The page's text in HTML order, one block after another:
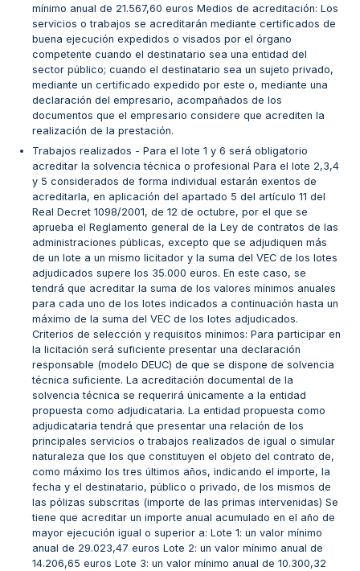
mínimo anual de 21.567,60 euros Medios de acreditación: Los
servicios o trabajos se acreditarán mediante certificados de
buena ejecución expedidos o visados por el órgano
competente cuando el destinatario sea una entidad del
sector público; cuando el destinatario sea un sujeto privado,
mediante un certificado expedido por este o, mediante una
declaración del empresario, acompañados de los
documentos que el empresario considere que acrediten la
realización de la prestación.
Trabajos realizados - Para el lote 1 y 6 será obligatorio
acreditar la solvencia técnica o profesional Para el lote 2,3,4
y 5 considerados de forma individual estarán exentos de
acreditarla, en aplicación del apartado 5 del artículo 11 del
Real Decret 1098/2001, de 12 de octubre, por el que se
aprueba el Reglamento general de la Ley de contratos de las
administraciones públicas, excepto que se adjudiquen más
de un lote a un mismo licitador y la suma del VEC de los lotes
adjudicados supere los 35.000 euros. En este caso, se
tendrá que acreditar la suma de los valores mínimos anuales
para cada uno de los lotes indicados a continuación hasta un
máximo de la suma del VEC de los lotes adjudicados.
Criterios de selección y requisitos mínimos: Para participar en
la licitación será suficiente presentar una declaración
responsable (modelo DEUC) de que se dispone de solvencia
técnica suficiente. La acreditación documental de la
solvencia técnica se requerirá únicamente a la entidad
propuesta como adjudicataria. La entidad propuesta como
adjudicataria tendrá que presentar una relación de los
principales servicios o trabajos realizados de igual o simular
naturaleza que los que constituyen el objeto del contrato de,
como máximo los tres últimos años, indicando el importe, la
fecha y el destinatario, público o privado, de los mismos de
las pólizas subscritas (importe de las primas intervenidas) Se
tiene que acreditar un importe anual acumulado en el año de
mayor ejecución igual o superior a: Lote 1: un valor mínimo
anual de 29.023,47 euros Lote 2: un valor mínimo anual de
14.206,65 euros Lote 3: un valor mínimo anual de 10.300,32